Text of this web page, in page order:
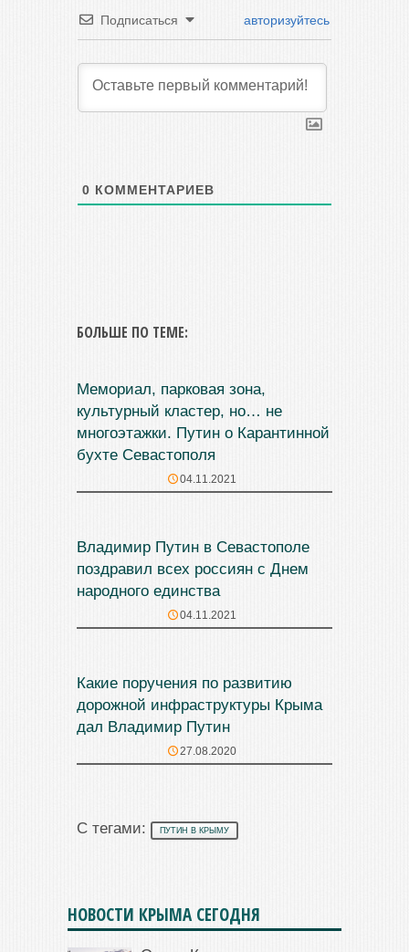
Подписаться авторизуйтесь
0 КОММЕНТАРИЕВ
БОЛЬШЕ ПО ТЕМЕ:
Мемориал, парковая зона,
культурный кластер, но… не
многоэтажки. Путин о Карантинной
бухте Севастополя
04.11.2021
Владимир Путин в Севастополе
поздравил всех россиян с Днем
народного единства
04.11.2021
Какие поручения по развитию
дорожной инфраструктуры Крыма
дал Владимир Путин
27.08.2020
С тегами: ПУТИН В КРЫМУ
НОВОСТИ КРЫМА СЕГОДНЯ